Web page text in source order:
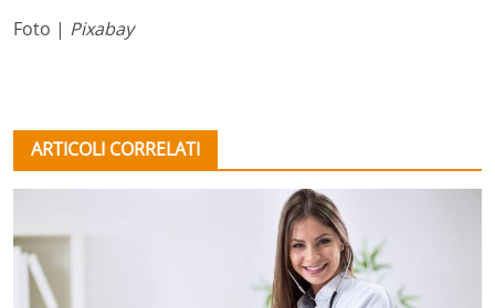
Foto | Pixabay
ARTICOLI CORRELATI